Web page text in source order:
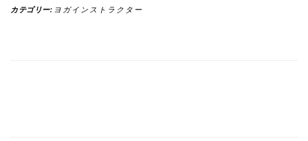
カテゴリー: ヨガインストラクター